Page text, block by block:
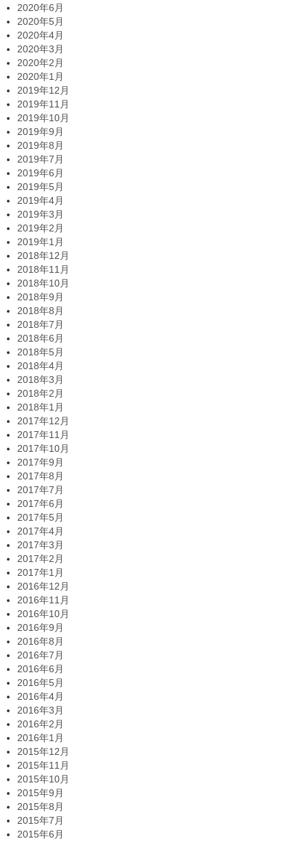
2020年6月
2020年5月
2020年4月
2020年3月
2020年2月
2020年1月
2019年12月
2019年11月
2019年10月
2019年9月
2019年8月
2019年7月
2019年6月
2019年5月
2019年4月
2019年3月
2019年2月
2019年1月
2018年12月
2018年11月
2018年10月
2018年9月
2018年8月
2018年7月
2018年6月
2018年5月
2018年4月
2018年3月
2018年2月
2018年1月
2017年12月
2017年11月
2017年10月
2017年9月
2017年8月
2017年7月
2017年6月
2017年5月
2017年4月
2017年3月
2017年2月
2017年1月
2016年12月
2016年11月
2016年10月
2016年9月
2016年8月
2016年7月
2016年6月
2016年5月
2016年4月
2016年3月
2016年2月
2016年1月
2015年12月
2015年11月
2015年10月
2015年9月
2015年8月
2015年7月
2015年6月